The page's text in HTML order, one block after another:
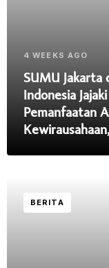
4 WEEKS AGO
SUMU Jakarta
Indonesia
Pemanfaatan
BERITA